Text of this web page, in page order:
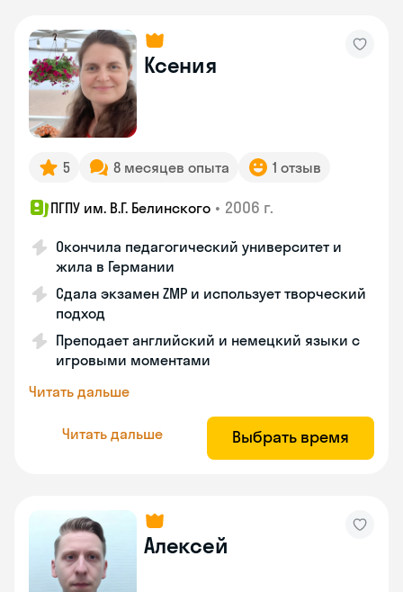
Ксения
5 8 месяцев опыта 1 отзыв
ПГПУ им. В.Г. Белинского • 2006 г.
Окончила педагогический университет и
жила в Германии
Сдала экзамен ZMP и использует творческий
подход
Преподает английский и немецкий языки с
игровыми моментами
Читать дальше
Читать дальше Выбрать время
Алексей